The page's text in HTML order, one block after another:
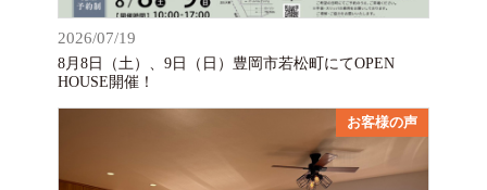
2026/07/19
8月8日（土）、9日（日）豊岡市若松町にてOPEN
HOUSE開催！
お客様の声